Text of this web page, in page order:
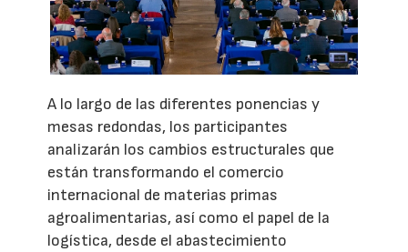
A lo largo de las diferentes ponencias y
mesas redondas, los participantes
analizarán los cambios estructurales que
están transformando el comercio
internacional de materias primas
agroalimentarias, así como el papel de la
logística, desde el abastecimiento